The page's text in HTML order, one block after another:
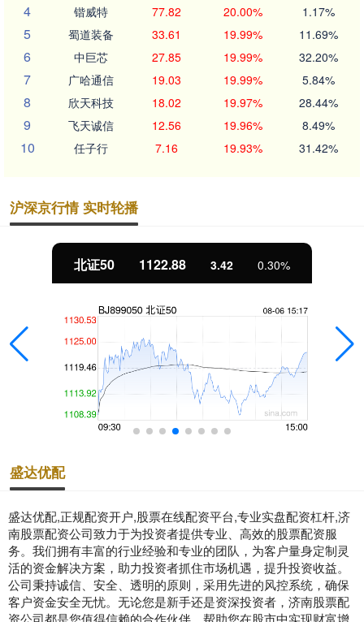
4 锴威特 77.82 20.00% 1.17%
5 蜀道装备 33.61 19.99% 11.69%
6 中巨芯 27.85 19.99% 32.20%
7 广哈通信 19.03 19.99% 5.84%
8 欣天科技 18.02 19.97% 28.44%
9 飞天诚信 12.56 19.96% 8.49%
10 任子行 7.16 19.93% 31.42%
沪深京行情 实时轮播
北证50 1122.88 3.42 0.30%
盛达优配
盛达优配,正规配资开户,股票在线配资平台,专业实盘配资杠杆,济
南股票配资公司致力于为投资者提供专业、高效的股票配资服
务。我们拥有丰富的行业经验和专业的团队，为客户量身定制灵
活的资金解决方案，助力投资者抓住市场机遇，提升投资收益。
公司秉持诚信、安全、透明的原则，采用先进的风控系统，确保
客户资金安全无忧。无论您是新手还是资深投资者，济南股票配